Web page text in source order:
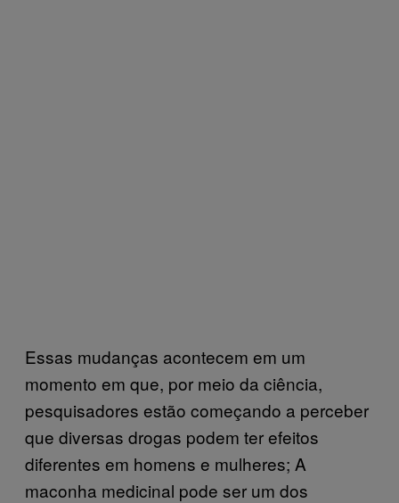
Essas mudanças acontecem em um
momento em que, por meio da ciência,
pesquisadores estão começando a perceber
que diversas drogas podem ter efeitos
diferentes em homens e mulheres; A
maconha medicinal pode ser um dos